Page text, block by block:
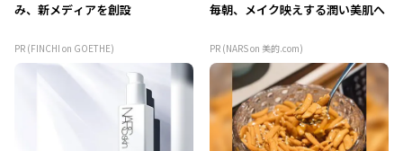
み、新メディアを創設
PR (FINCHI on GOETHE)
毎朝、メイク映えする潤い美肌へ
PR (NARS on 美的.com)